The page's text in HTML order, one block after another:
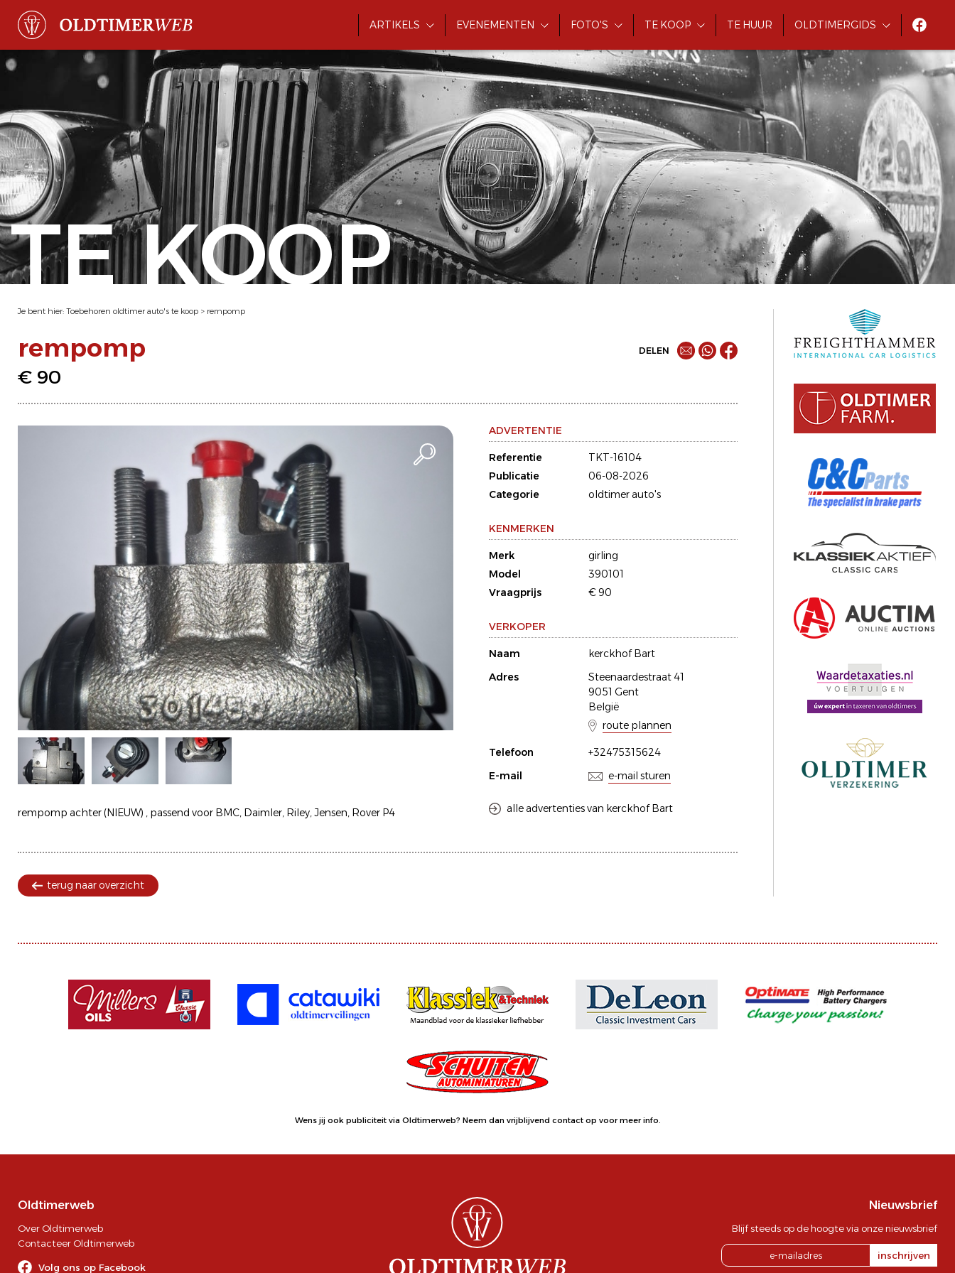
ARTIKELS EVENEMENTEN FOTO'S TE KOOP TE HUUR OLDTIMERGIDS
TE KOOP
Je bent hier: Toebehoren oldtimer auto's te koop > rempomp
rempomp
€ 90
DELEN
rempomp achter (NIEUW) , passend voor BMC, Daimler, Riley, Jensen, Rover P4
ADVERTENTIE
Referentie
TKT-16104
Publicatie
06-08-2026
Categorie
oldtimer auto's
KENMERKEN
Merk
girling
Model
390101
Vraagprijs
€ 90
VERKOPER
Naam
kerckhof Bart
Adres
Steenaardestraat 41
9051 Gent
België
route plannen
Telefoon
+32475315624
E-mail
e-mail sturen
alle advertenties van kerckhof Bart
terug naar overzicht
Wens jij ook publiciteit via Oldtimerweb? Neem dan vrijblijvend contact op voor meer info.
Oldtimerweb
Over Oldtimerweb
Contacteer Oldtimerweb
Volg ons op Facebook
Nieuwsbrief
Blijf steeds op de hoogte via onze nieuwsbrief
inschrijven